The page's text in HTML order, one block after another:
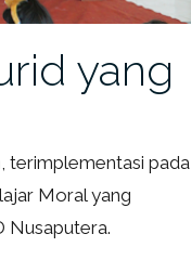
yang
terimplementasi pada
Moral yang
Nusaputera.